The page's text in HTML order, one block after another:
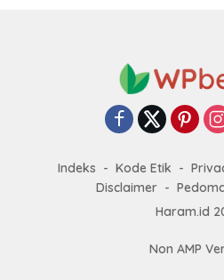
Indeks Kode Etik
Disclaimer
Haram.id
Non AMP